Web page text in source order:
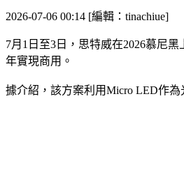
2026-07-06 00:14 [編輯：tinachiue]
7月1日至3日，思特威在2026慕尼
年實現商用。
據介紹，該方案利用Micro LED作